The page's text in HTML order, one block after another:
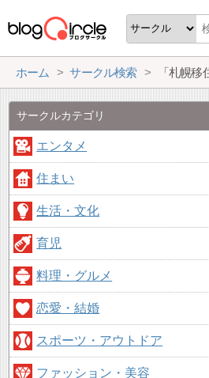
ホーム サークル検索 「札幌
サークルカテゴリ
エンタメ
住まい
生活・文化
育児
料理・グルメ
恋愛・結婚
スポーツ・アウトドア
ファッション・美容